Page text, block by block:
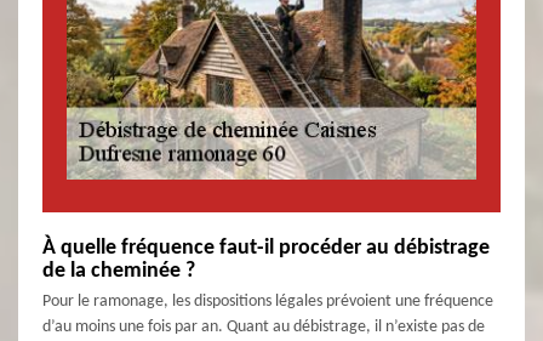
À quelle fréquence faut-il procéder au débistrage
de la cheminée ?
Pour le ramonage, les dispositions légales prévoient une fréquence
d’au moins une fois par an. Quant au débistrage, il n’existe pas de